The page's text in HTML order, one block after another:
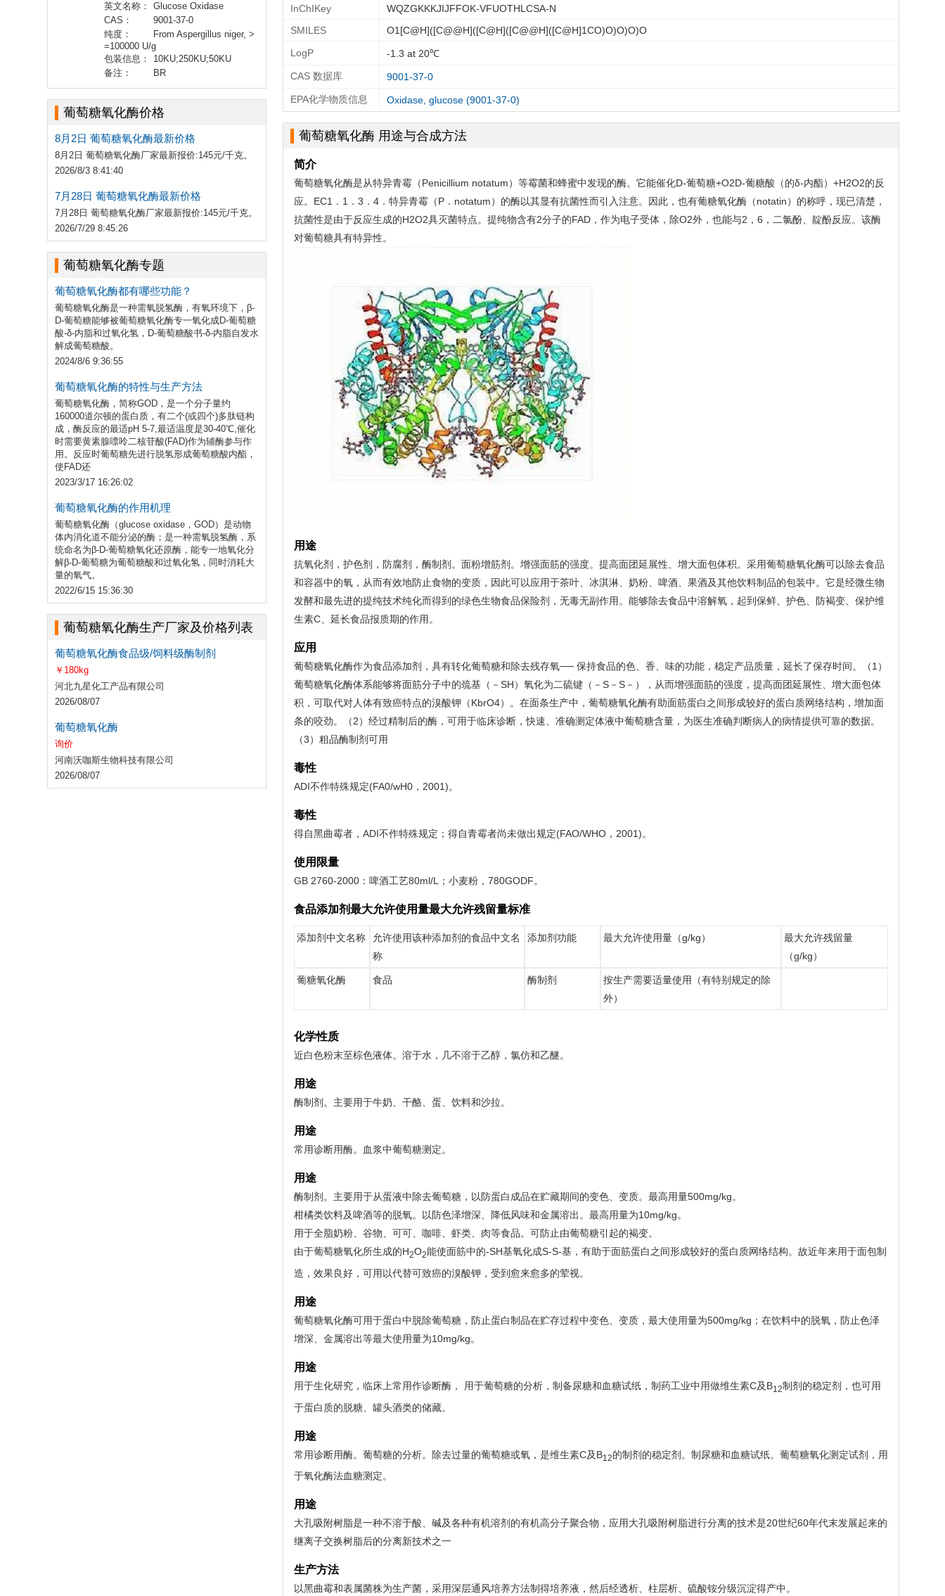
英文名称：
Glucose Oxidase
CAS：
9001-37-0
纯度：
From Aspergillus niger, >
=100000 U/g
包装信息：
10KU;250KU;50KU
备注：
BR
葡萄糖氧化酶价格
8月2日 葡萄糖氧化酶最新价格
8月2日 葡萄糖氧化酶厂家最新报价:145元/千克。
2026/8/3 8:41:40
7月28日 葡萄糖氧化酶最新价格
7月28日 葡萄糖氧化酶厂家最新报价:145元/千克。
2026/7/29 8:45:26
葡萄糖氧化酶专题
葡萄糖氧化酶都有哪些功能？
葡萄糖氧化酶是一种需氧脱氢酶，有氧环境下，β-
D-葡萄糖能够被葡萄糖氧化酶专一氧化成D-葡萄糖
酸-δ-内脂和过氧化氢，D-葡萄糖酸书-δ-内脂自发水
解成葡萄糖酸。
2024/8/6 9:36:55
葡萄糖氧化酶的特性与生产方法
葡萄糖氧化酶，简称GOD，是一个分子量约
160000道尔顿的蛋白质，有二个(或四个)多肽链构
成，酶反应的最适pH 5-7,最适温度是30-40℃,催化
时需要黄素腺嘌呤二核苷酸(FAD)作为辅酶参与作
用。反应时葡萄糖先进行脱氢形成葡萄糖酸内酯，
使FAD还
2023/3/17 16:26:02
葡萄糖氧化酶的作用机理
​葡萄糖氧化酶（glucose oxidase，GOD）是动物
体内消化道不能分泌的酶；是一种需氧脱氢酶，系
统命名为β-D-葡萄糖氧化还原酶，能专一地氧化分
解β-D-葡萄糖为葡萄糖酸和过氧化氢，同时消耗大
量的氧气。
2022/6/15 15:36:30
葡萄糖氧化酶生产厂家及价格列表
葡萄糖氧化酶食品级/饲料级酶制剂
￥180kg
河北九星化工产品有限公司
2026/08/07
葡萄糖氧化酶
询价
河南沃咖斯生物科技有限公司
2026/08/07
InChIKey
WQZGKKKJIJFFOK-VFUOTHLCSA-N
SMILES
O1[C@H]([C@@H]([C@H]([C@@H]([C@H]1CO)O)O)O)O
LogP
-1.3 at 20℃
CAS 数据库
9001-37-0
EPA化学物质信息
Oxidase, glucose (9001-37-0)
葡萄糖氧化酶 用途与合成方法
简介
葡萄糖氧化酶是从特异青霉（Penicillium notatum）等霉菌和蜂蜜中发现的酶。它能催化D-葡萄糖+O2D-葡糖酸（的δ-内酯）+H2O2的反
应。EC1．1．3．4．特异青霉（P．notatum）的酶以其显有抗菌性而引入注意。因此，也有葡糖氧化酶（notatin）的称呼，现已清楚，
抗菌性是由于反应生成的H2O2具灭菌特点。提纯物含有2分子的FAD，作为电子受体，除O2外，也能与2，6，二氯酚、靛酚反应。该酶
对葡萄糖具有特异性。
用途
抗氧化剂，护色剂，防腐剂，酶制剂。面粉增筋剂。增强面筋的强度。提高面团延展性、增大面包体积。采用葡萄糖氧化酶可以除去食品
和容器中的氧，从而有效地防止食物的变质，因此可以应用于茶叶、冰淇淋、奶粉、啤酒、果酒及其他饮料制品的包装中。它是经微生物
发酵和最先进的提纯技术纯化而得到的绿色生物食品保险剂，无毒无副作用。能够除去食品中溶解氧，起到保鲜、护色、防褐变、保护维
生素C、延长食品报质期的作用。
应用
葡萄糖氧化酶作为食品添加剂，具有转化葡萄糖和除去残存氧── 保持食品的色、香、味的功能，稳定产品质量，延长了保存时间。（1）
葡萄糖氧化酶体系能够将面筋分子中的巯基（－SH）氧化为二硫键（－S－S－），从而增强面筋的强度，提高面团延展性、增大面包体
积，可取代对人体有致癌特点的溴酸钾（KbrO4）。在面条生产中，葡萄糖氧化酶有助面筋蛋白之间形成较好的蛋白质网络结构，增加面
条的咬劲。（2）经过精制后的酶，可用于临床诊断，快速、准确测定体液中葡萄糖含量，为医生准确判断病人的病情提供可靠的数据。
（3）粗品酶制剂可用
毒性
ADI不作特殊规定(FA0/wH0，2001)。
毒性
得自黑曲霉者，ADI不作特殊规定；得自青霉者尚未做出规定(FAO/WHO，2001)。
使用限量
GB 2760-2000：啤酒工艺80ml/L；小麦粉，780GODF。
食品添加剂最大允许使用量最大允许残留量标准
添加剂中文名称
允许使用该种添加剂的食品中文名
称
添加剂功能 最大允许使用量（g/kg）
最大允许残留量
（g/kg）
葡糖氧化酶 食品 酶制剂
按生产需要适量使用（有特别规定的除
外）
化学性质
近白色粉末至棕色液体。溶于水，几不溶于乙醇，氯仿和乙醚。
用途
酶制剂。主要用于牛奶、干酪、蛋、饮料和沙拉。
用途
常用诊断用酶。血浆中葡萄糖测定。
用途
酶制剂。主要用于从蛋液中除去葡萄糖，以防蛋白成品在贮藏期间的变色、变质。最高用量500mg/kg。
柑橘类饮料及啤酒等的脱氧。以防色泽增深、降低风味和金属溶出。最高用量为10mg/kg。
用于全脂奶粉、谷物、可可、咖啡、虾类、肉等食品。可防止由葡萄糖引起的褐变。
由于葡萄糖氧化所生成的H2O2能使面筋中的-SH基氧化成S-S-基，有助于面筋蛋白之间形成较好的蛋白质网络结构。故近年来用于面包制
造，效果良好，可用以代替可致癌的溴酸钾，受到愈来愈多的荤视。
用途
葡萄糖氧化酶可用于蛋白中脱除葡萄糖，防止蛋白制品在贮存过程中变色、变质，最大使用量为500mg/kg；在饮料中的脱氧，防止色泽
增深、金属溶出等最大使用量为10mg/kg。
用途
用于生化研究，临床上常用作诊断酶， 用于葡萄糖的分析，制备尿糖和血糖试纸，制药工业中用做维生素C及B12制剂的稳定剂，也可用
于蛋白质的脱糖、罐头酒类的储藏。
用途
常用诊断用酶。葡萄糖的分析。除去过量的葡萄糖或氧，是维生素C及B12的制剂的稳定剂。制尿糖和血糖试纸。葡萄糖氧化测定试剂，用
于氧化酶法血糖测定。
用途
大孔吸附树脂是一种不溶于酸、碱及各种有机溶剂的有机高分子聚合物，应用大孔吸附树脂进行分离的技术是20世纪60年代末发展起来的
继离子交换树脂后的分离新技术之一
生产方法
以黑曲霉和表属菌株为生产菌，采用深层通风培养方法制得培养液，然后经透析、柱层析、硫酸铵分级沉淀得产中。